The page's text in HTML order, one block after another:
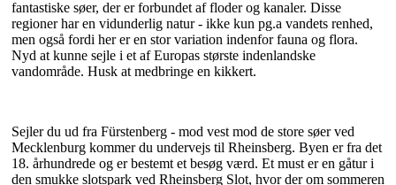
fantastiske søer, der er forbundet af floder og kanaler. Disse
regioner har en vidunderlig natur - ikke kun pg.a vandets renhed,
men også fordi her er en stor variation indenfor fauna og flora.
Nyd at kunne sejle i et af Europas største indenlandske
vandområde. Husk at medbringe en kikkert.
Sejler du ud fra Fürstenberg - mod vest mod de store søer ved
Mecklenburg kommer du undervejs til Rheinsberg. Byen er fra det
18. århundrede og er bestemt et besøg værd. Et must er en gåtur i
den smukke slotspark ved Rheinsberg Slot, hvor der om sommeren